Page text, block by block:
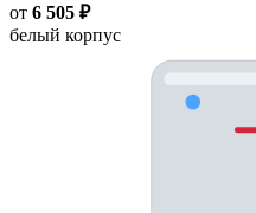
от 6 505 ₽
белый корпус